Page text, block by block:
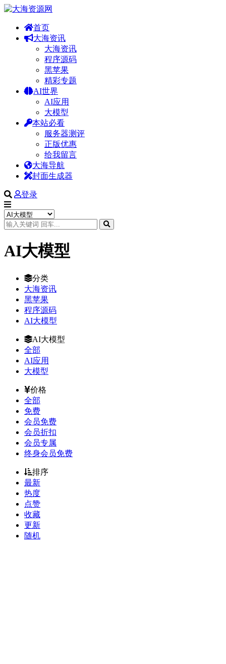
首页
大海资讯
大海资讯
程序源码
黑苹果
精彩专题
AI世界
AI应用
大模型
本站必看
服务器测评
正版优惠
给我留言
大海导航
封面生成器
登录
AI大模型
分类
大海资讯
黑苹果
程序源码
AI大模型
AI大模型
全部
AI应用
大模型
价格
全部
免费
会员免费
会员折扣
会员专属
终身会员免费
排序
最新
热度
点赞
收藏
更新
随机